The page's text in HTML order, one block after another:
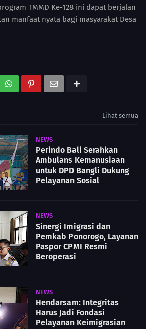
TMMD Ke-128 ini dapat berjalan
manfaat nyata bagi masyarakat Desa
Lihat semua
NEWS
Perindo Bali Serahkan
Ambulans Kemanusiaan
untuk DPD Bangli Dukung
Pelayanan Sosial
NEWS
Sinergi Imigrasi dan
Pemkab Ponorogo, Layanan
Paspor CPMI Resmi
Beroperasi
NEWS
Hendarsam: Integritas
Harus Jadi Fondasi
Pelayanan Keimigrasian